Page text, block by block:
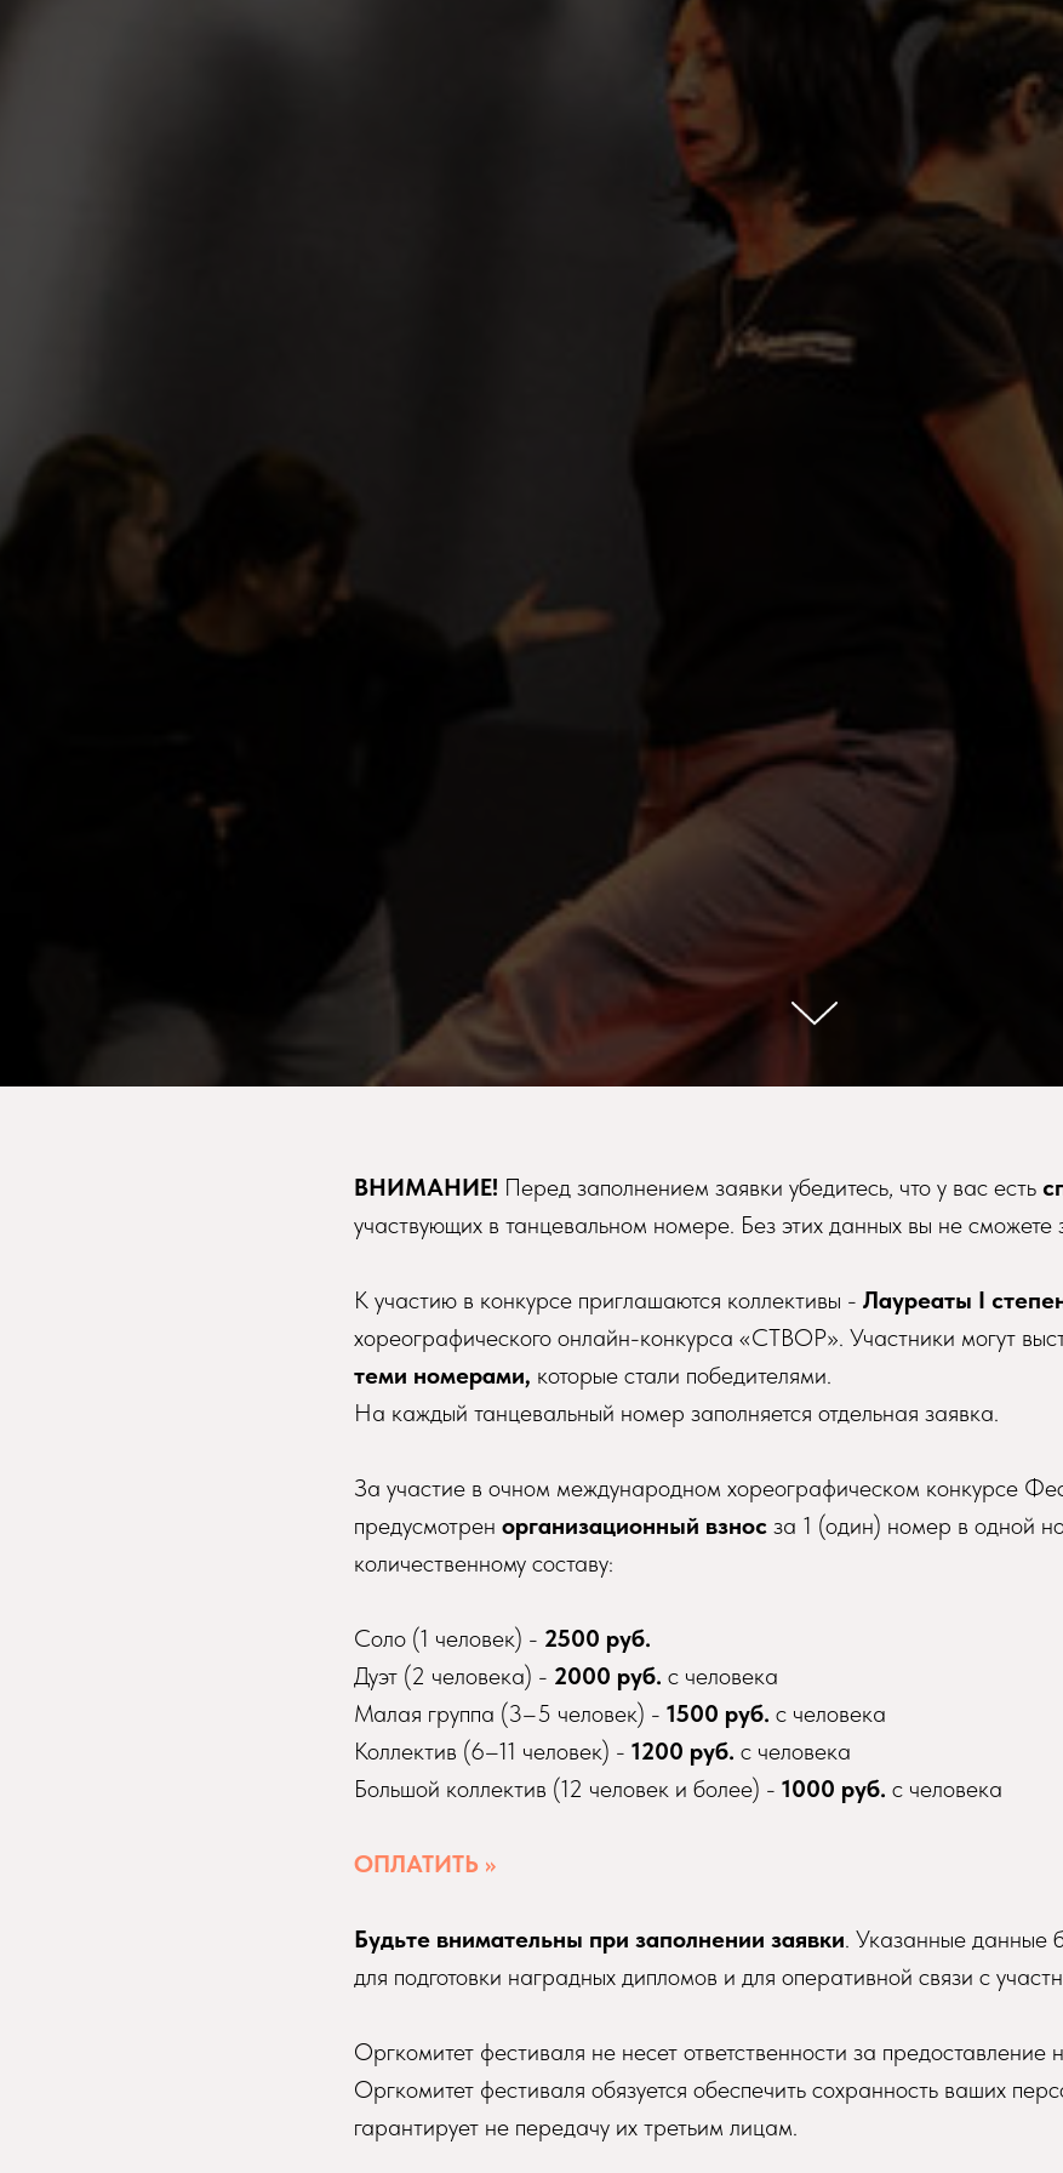
ВНИМАНИЕ! Перед заполнением заявки убедитесь, что у вас есть
участвующих в танцевальном номере. Без этих данных вы не сможете
К участию в конкурсе приглашаются коллективы - Лауреаты I
хореографического онлайн-конкурса «СТВОР». Участники могут
теми номерами, которые стали победителями.
На каждый танцевальный номер заполняется отдельная заявка.
За участие в очном международном хореографическом конкурсе
предусмотрен организационный взнос за 1 (один) номер в одной
количественному составу:
Соло (1 человек) - 2500 руб.
Дуэт (2 человека) - 2000 руб. с человека
Малая группа (3–5 человек) - 1500 руб. с человека
Коллектив (6–11 человек) - 1200 руб. с человека
Большой коллектив (12 человек и более) - 1000 руб. с человека
ОПЛАТИТЬ >>
Будьте внимательны при заполнении заявки. Указанные данные
для подготовки наградных дипломов и для оперативной связи с
Оргкомитет фестиваля не несет ответственности за предоставление
Оргкомитет фестиваля обязуется обеспечить сохранность ваших
гарантирует не передачу их третьим лицам.